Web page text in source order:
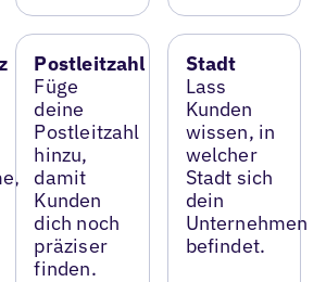
Postleitzahl
Füge
deine
Postleitzahl
hinzu,
damit
Kunden
dich noch
präziser
finden.
Stadt
Lass
Kunden
wissen, in
welcher
Stadt sich
dein
Unternehmen
befindet.